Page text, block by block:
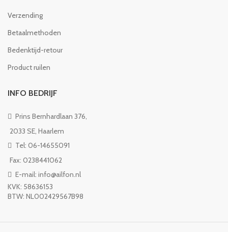
Verzending
Betaalmethoden
Bedenktijd-retour
Product ruilen
INFO BEDRIJF
Prins Bernhardlaan 376,
2033 SE, Haarlem
Tel: 06-14655091
Fax: 0238441062
E-mail: info@ailfon.nl
KVK: 58636153
BTW: NL002429567B98